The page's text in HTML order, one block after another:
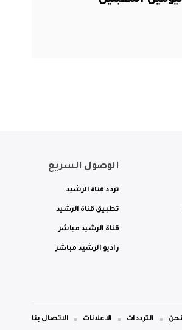
الوصول السريع
تردد قناة الرشيد
تطبيق قناة الرشيد
قناة الرشيد مباشر
راديو الرشيد مباشر
الترددات الاعلانات الاتصال بنا